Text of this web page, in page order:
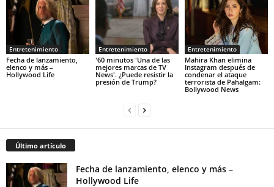
Entretenimiento
Fecha de lanzamiento,
elenco y más –
Hollywood Life
Entretenimiento
'60 minutos 'Una de las
mejores marcas de TV
News'. ¿Puede resistir la
presión de Trump?
Entretenimiento
Mahira Khan elimina
Instagram después de
condenar el ataque
terrorista de Pahalgam:
Bollywood News
Último artículo
Fecha de lanzamiento, elenco y más –
Hollywood Life